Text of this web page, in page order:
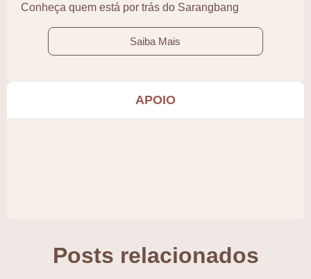
Conheça quem está por trás do Sarangbang
Saiba Mais
APOIO
Posts relacionados